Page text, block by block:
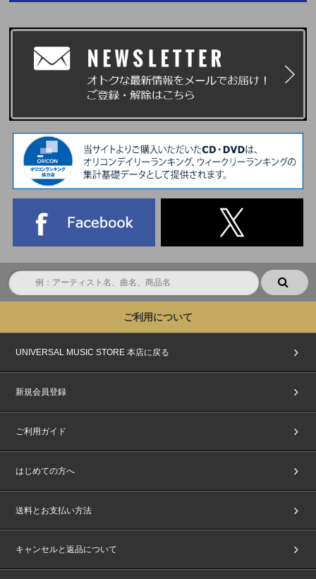
ご利用について
UNIVERSAL MUSIC STORE 本店に戻る
新規会員登録
ご利用ガイド
はじめての方へ
送料とお支払い方法
キャンセルと返品について